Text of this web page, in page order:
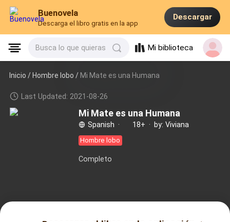
Buenovela
Descarga el libro gratis en la app
Descargar
Busca lo que quieras Mi biblioteca
Inicio /Hombre lobo / Mi Mate es una Humana
Last Updated: 2021-08-26
Mi Mate es una Humana
Spanish · 18+ · by: Viviana
Hombre lobo
Completo